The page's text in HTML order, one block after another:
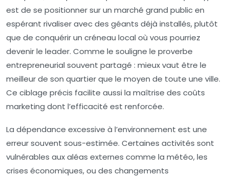
est de se positionner sur un marché grand public en
espérant rivaliser avec des géants déjà installés, plutôt
que de conquérir un créneau local où vous pourriez
devenir le leader. Comme le souligne le proverbe
entrepreneurial souvent partagé : mieux vaut être le
meilleur de son quartier que le moyen de toute une ville.
Ce ciblage précis facilite aussi la maîtrise des coûts
marketing dont l’efficacité est renforcée.
La dépendance excessive à l’environnement est une
erreur souvent sous-estimée. Certaines activités sont
vulnérables aux aléas externes comme la météo, les
crises économiques, ou des changements